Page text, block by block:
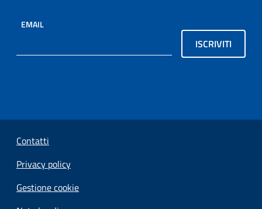
EMAIL
ISCRIVITI
Sezione Link Utili
Contatti
Privacy policy
Gestione cookie